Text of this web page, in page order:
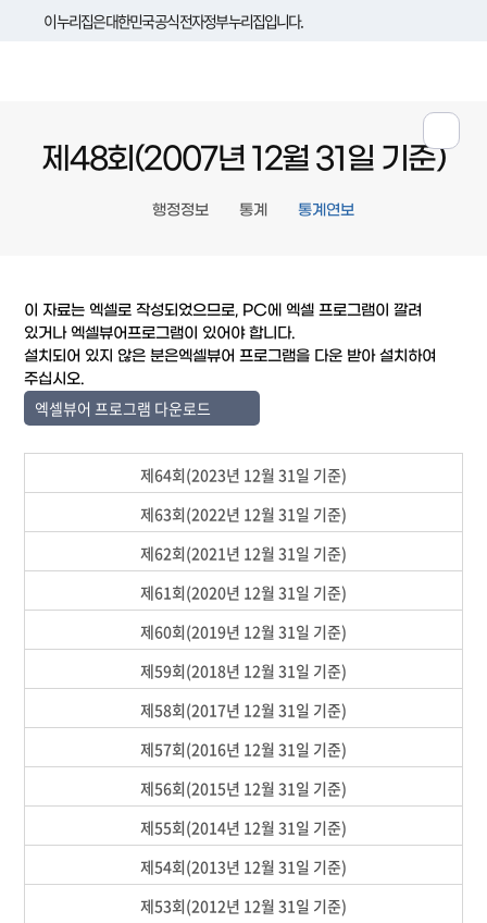
이 누리집은 대한민국 공식 전자정부 누리집입니다.
제48회(2007년 12월 31일 기준)
행정정보 통계 통계연보
이 자료는 엑셀로 작성되었으므로, PC에 엑셀 프로그램이 깔려
있거나 엑셀뷰어프로그램이 있어야 합니다.
설치되어 있지 않은 분은엑셀뷰어 프로그램을 다운 받아 설치하여
주십시오.
엑셀뷰어 프로그램 다운로드
제64회(2023년 12월 31일 기준)
제63회(2022년 12월 31일 기준)
제62회(2021년 12월 31일 기준)
제61회(2020년 12월 31일 기준)
제60회(2019년 12월 31일 기준)
제59회(2018년 12월 31일 기준)
제58회(2017년 12월 31일 기준)
제57회(2016년 12월 31일 기준)
제56회(2015년 12월 31일 기준)
제55회(2014년 12월 31일 기준)
제54회(2013년 12월 31일 기준)
제53회(2012년 12월 31일 기준)